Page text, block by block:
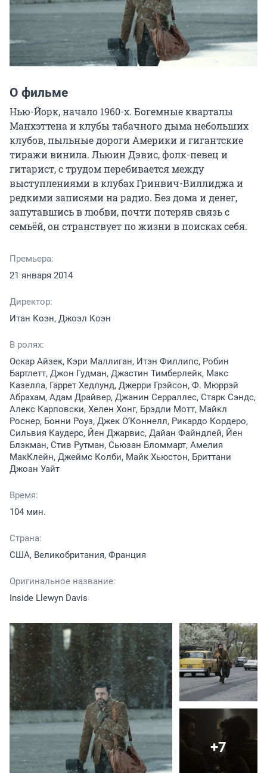
О фильме
Нью-Йорк, начало 1960-х. Богемные кварталы
Манхэттена и клубы табачного дыма небольших
клубов, пыльные дороги Америки и гигантские
тиражи винила. Льюин Дэвис, фолк-певец и
гитарист, с трудом перебивается между
выступлениями в клубах Гринвич-Виллиджа и
редкими записями на радио. Без дома и денег,
запутавшись в любви, почти потеряв связь с
семьёй, он странствует по жизни в поисках себя.
Премьера:
21 января 2014
Директор:
Итан Коэн, Джоэл Коэн
В ролях:
Оскар Айзек, Кэри Маллиган, Итэн Филлипс, Робин
Бартлетт, Джон Гудман, Джастин Тимберлейк, Макс
Казелла, Гаррет Хедлунд, Джерри Грэйсон, Ф. Мюррэй
Абрахам, Адам Драйвер, Джанин Серраллес, Старк Сэндс,
Алекс Карповски, Хелен Хонг, Брэдли Мотт, Майкл
Роснер, Бонни Роуз, Джек О’Коннелл, Рикардо Кордеро,
Сильвия Каудерс, Йен Джарвис, Дайан Файндлей, Йен
Блэкман, Стив Рутман, Сьюзан Бломмарт, Амелия
МакКлейн, Джеймс Колби, Майк Хьюстон, Бриттани
Джоан Уайт
Время:
104 мин.
Страна:
США, Великобритания, Франция
Оригинальное название:
Inside Llewyn Davis
+7